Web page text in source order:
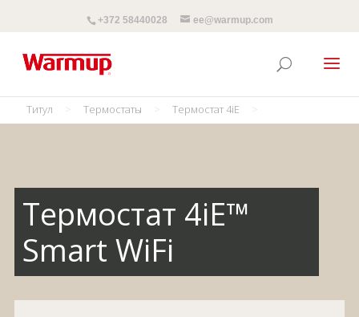
+372 58440028 ee@warmup.com
Титул > Термостаты > Термостат 4iE >
Термостат 4iE™
Smart WiFi